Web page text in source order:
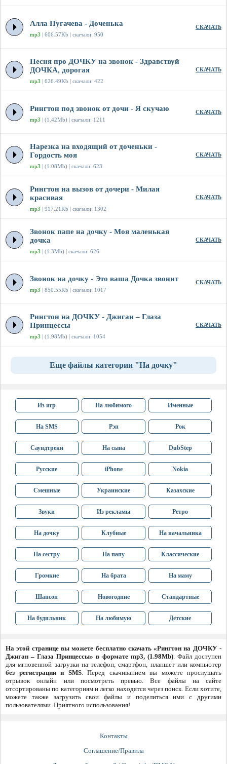
Алла Пугачева - Доченька
mp3 | 606.57Kb | скачали: 950
СКАЧАТЬ
Песня про ДОЧКУ на звонок - Здравствуй
ДОЧКА, дорогая
mp3 | 626.49Kb | скачали: 422
СКАЧАТЬ
Рингтон под звонок от дочи - Я скучаю
mp3 | (1.42Mb) | скачали: 1211
СКАЧАТЬ
Нарезка на входящий от доченьки -
Гордость моя
mp3 | (1.08Mb) | скачали: 623
СКАЧАТЬ
Рингтон на вызов от дочери - Милая
красивая
mp3 | 917.21Kb | скачали: 1302
СКАЧАТЬ
Звонок папе на дочку - Моя маленькая
дочка
mp3 | (1.3Mb) | скачали: 626
СКАЧАТЬ
Звонок на дочку - Это ваша Дочка звонит
mp3 | 850.55Kb | скачали: 1017
СКАЧАТЬ
Рингтон на ДОЧКУ - Джиган – Глаза
Принцессы
mp3 | (1.98Mb) | скачали: 1054
СКАЧАТЬ
Еще файлы категории "На дочку"
Из игр На любимого Именные
На SMS Рэп Рок
Саундтреки На сына DubStep
Русские iPhone Nokia
Смешные Украинские Казахские
Звуки Из рекламы Ретро
На дочку Клубные На начальника
На сестру На папу Классические
Громкие На брата На маму
Шансон Новогодние Стандартные
На будильник На любимую Детские
На этой странице вы можете бесплатно скачать «Рингтон на ДОЧКУ -
Джиган – Глаза Принцессы» в формате mp3, (1.98Mb). Файл доступен
для мгновенной загрузки на телефон, смартфон, планшет или компьютер
без регистрации и SMS. Перед скачиванием вы можете прослушать
отрывок онлайн или посмотреть превью. Все файлы на сайте
отсортированы по категориям и легко находятся через поиск. Если хотите,
можете также загрузить свои файлы и поделиться ими с другими
пользователями. Приятного использования!
Контакты
Соглашение/Правила